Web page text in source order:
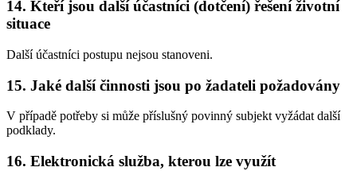
14. Kteří jsou další účastníci (dotčení) řešení životní
situace
Další účastníci postupu nejsou stanoveni.
15. Jaké další činnosti jsou po žadateli požadovány
V případě potřeby si může příslušný povinný subjekt vyžádat další
podklady.
16. Elektronická služba, kterou lze využít